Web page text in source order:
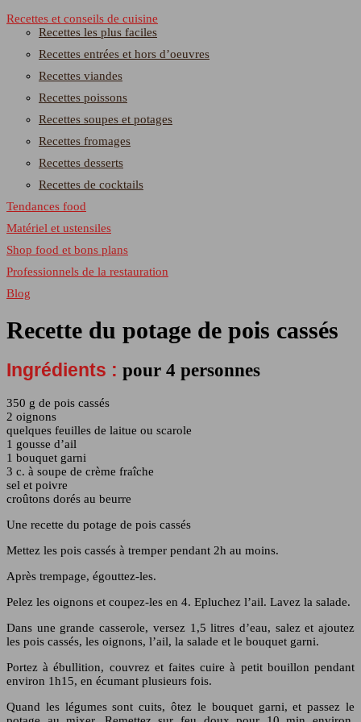
Recettes et conseils de cuisine
Recettes les plus faciles
Recettes entrées et hors d’oeuvres
Recettes viandes
Recettes poissons
Recettes soupes et potages
Recettes fromages
Recettes desserts
Recettes de cocktails
Tendances food
Matériel et ustensiles
Shop food et bons plans
Professionnels de la restauration
Blog
Recette du potage de pois cassés
Ingrédients : pour 4 personnes
350 g de pois cassés
2 oignons
quelques feuilles de laitue ou scarole
1 gousse d’ail
1 bouquet garni
3 c. à soupe de crème fraîche
sel et poivre
croûtons dorés au beurre
Une recette du potage de pois cassés
Mettez les pois cassés à tremper pendant 2h au moins.
Après trempage, égouttez-les.
Pelez les oignons et coupez-les en 4. Epluchez l’ail. Lavez la salade.
Dans une grande casserole, versez 1,5 litres d’eau, salez et ajoutez
les pois cassés, les oignons, l’ail, la salade et le bouquet garni.
Portez à ébullition, couvrez et faites cuire à petit bouillon pendant
environ 1h15, en écumant plusieurs fois.
Quand les légumes sont cuits, ôtez le bouquet garni, et passez le